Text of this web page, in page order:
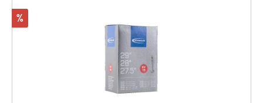
Rabatt
%